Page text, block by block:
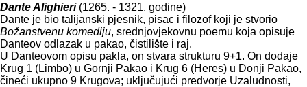
Dante Alighieri(1265. - 1321. godine)
Dante je bio talijanski pjesnik, pisac i filozof koji je stvorio
Božanstvenu komediju, srednjovjekovnu poemu koja opisuje
Danteov odlazak u pakao, čistilište i raj.
U Danteovom opisu pakla, on stvara strukturu 9+1. On dodaje
Krug 1 (Limbo) u Gornji Pakao i Krug 6 (Heres) u Donji Pakao,
čineći ukupno 9 Krugova; uključujući predvorje Uzaludnosti,